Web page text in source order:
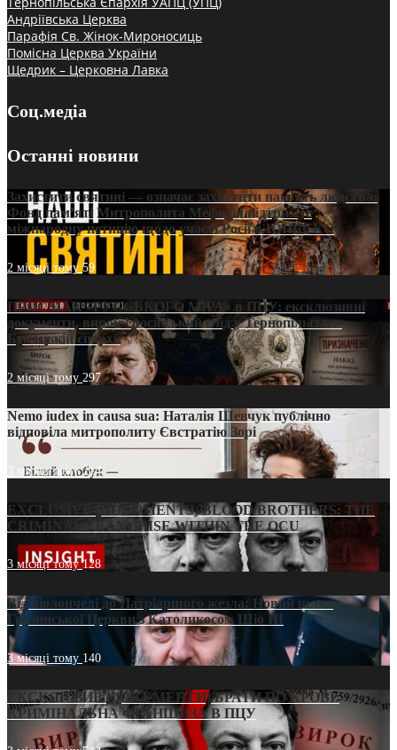
Андріївська Церква
Парафія Св. Жінок-Мироносиць
Помісна Церква України
Щедрик – Церковна Лавка
Соц.медіа
Останні новини
Захистити святині — означає захистити пам’ять людства:
Фонд пам’яті Митрополита Мефодія підтримує
міжнародну петицію щодо участі Росії в ЮНЕСКО
2 місяці тому59
ПРИСМАК «РУССЬКОГО МІРА» в ПЦУ: ексклюзивні
документи, вирок і російський слід у Тернопільсько-
Бучацькій єпархії
2 місяці тому 297
Nemo iudex in causa sua: Наталія Шевчук публічно
відповіла митрополиту Євстратію Зорі
3 місяці тому214
EXCLUSIVE (DOCUMENTS)/BLOOD BROTHERS: THE
CRIMINAL FRANCHISE WITHIN THE OCU
3 місяці тому128
Від віолончелі до Патріаршого жезла: Новий шлях
Грузинської Церкви з Католикосом Шіо III
3 місяці тому 140
ЕКСКЛЮЗИВ (ДОКУМЕНТИ)/БРАТИ ПО КРОВІ:
КРИМІНАЛЬНА ФРАНШИЗА В ПЦУ